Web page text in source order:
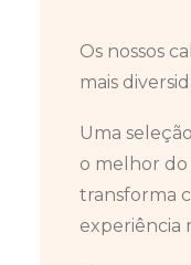
Os nossos
mais
Uma
o melhor
transforma
experiência